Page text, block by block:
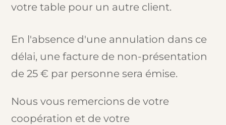
votre table pour un autre client.
En l'absence d'une annulation dans ce
délai, une facture de non-présentation
de 25 € par personne sera émise.
Nous vous remercions de votre
coopération et de votre